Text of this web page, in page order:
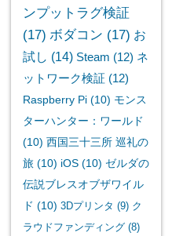
ンプットラグ検証
(17) ボダコン (17) お
試し (14) Steam (12) ネ
ットワーク検証 (12)
Raspberry Pi(10) モンス
ターハンター：ワールド
(10) 西国三十三所 巡礼の
旅(10) iOS(10) ゼルダの
伝説ブレスオブザワイル
ド (10) 3Dプリンタ (9) ク
ラウドファンディング(8)